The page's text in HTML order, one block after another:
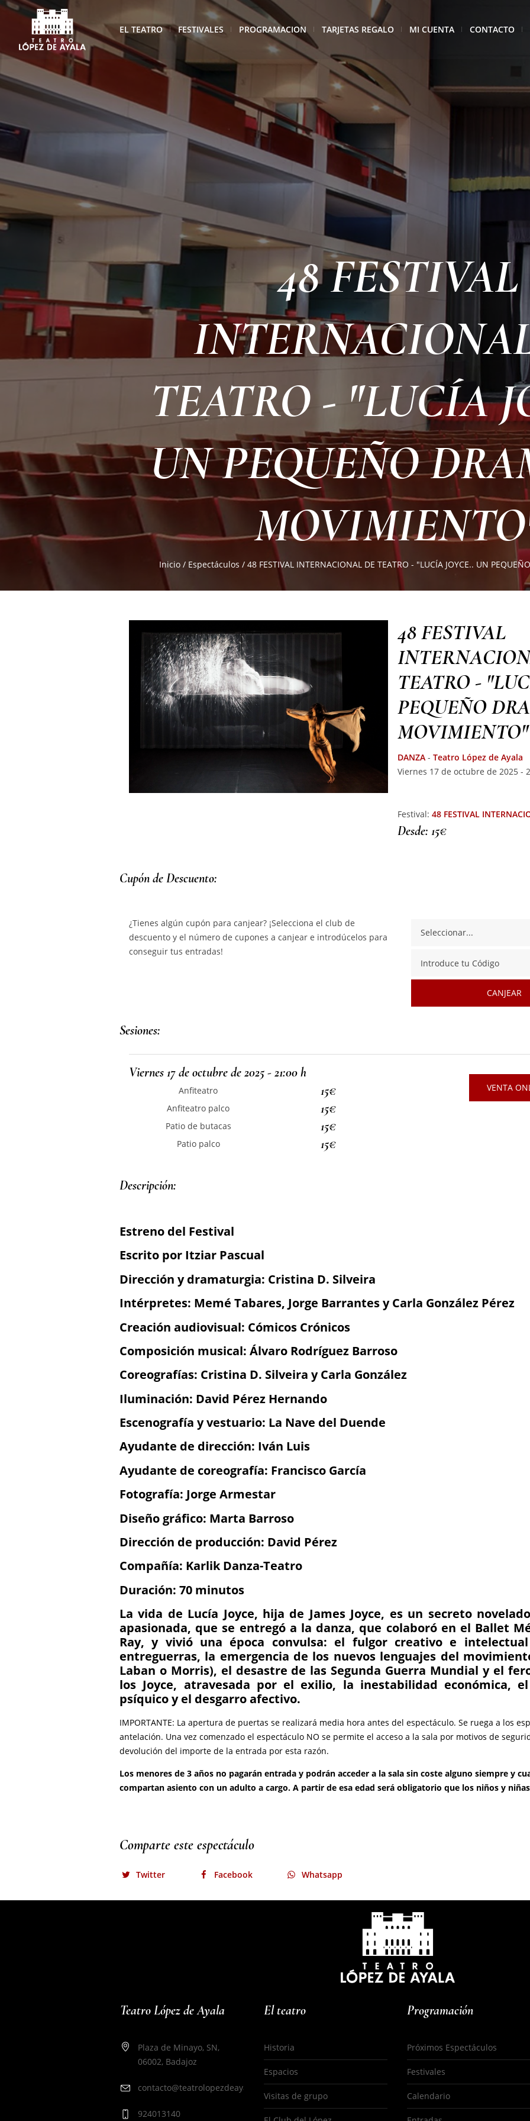
EL TEATRO FESTIVALES PROGRAMACION TARJETAS REGALO MI CUENTA CONTACTO
48 FESTIVAL
TEATRO - "LUCÍA
UN PEQUEÑO
Inicio / Espectáculos / 48 FESTIVAL INTERNACIONAL DE TEATRO - "LUCÍA JOYCE.. UN
48 FESTIVAL
TEATRO -
PEQUEÑO
MOVIMIENTO"
DANZA - Teatro López de Ayala
Viernes 17 de octubre de 2025 -
Festival: 48 FESTIVAL
Desde: 15€
Cupón de Descuento:
¿Tienes algún cupón para canjear? ¡Selecciona el club de
descuento y el número de cupones a canjear e introdúcelos para
conseguir tus entradas!
CANJEAR
Sesiones:
Viernes 17 de octubre de 2025 - 21:00 h
Anfiteatro 15€
Anfiteatro palco 15€
Patio de butacas 15€
Patio palco 15€
VENTA
Descripción:
Comparte este espectáculo
Twitter Facebook Whatsapp
Teatro López de Ayala
Plaza de Minayo, SN,
06002, Badajoz
contacto@teatrolopezdeayala.es
924013140
El teatro
Historia
Espacios
Visitas de grupo
Programación
Próximos Espectáculos
Festivales
Calendario